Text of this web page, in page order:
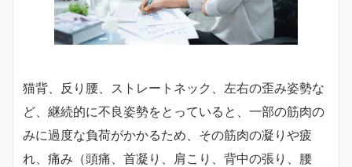
猫背、反り腰、ストレートネック、左右の歪み姿勢な
ど、継続的に不良姿勢をとっていると、一部の筋肉の
みに過度な負荷がかかるため、その筋肉の凝りや疲
れ、痛み（頭痛、首凝り、肩こり、背中の張り、腰